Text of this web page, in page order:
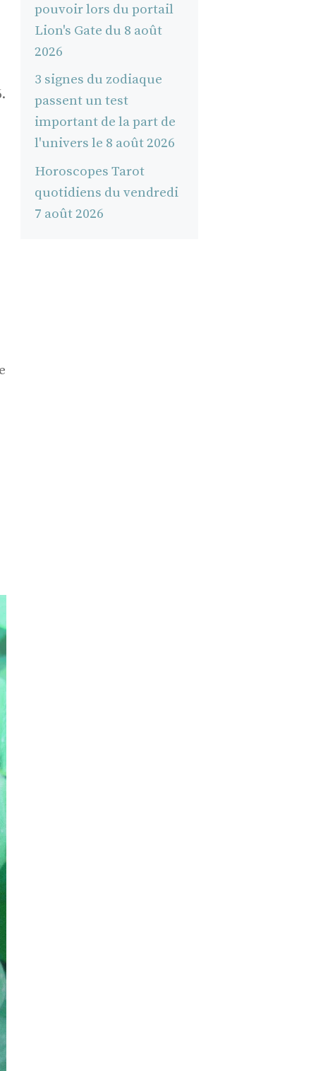
pouvoir lors du portail
Lion's Gate du 8 août
2026
3 signes du zodiaque
passent un test
important de la part de
l'univers le 8 août 2026
Horoscopes Tarot
quotidiens du vendredi
7 août 2026